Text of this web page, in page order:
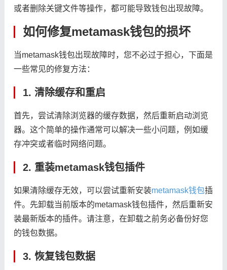
或者删除关键文件等操作，都可能导致钱包出现故障。
如何修复metamask钱包的损坏
当metamask钱包出现故障时，您不必过于担心，下面是
一些常见的修复方法：
1. 清除缓存和重启
首先，尝试清除浏览器的缓存数据，然后重新启动浏览
器。这个简单的操作通常可以解决一些小问题，例如缓
存冲突或者临时网络问题。
2. 重装metamask钱包插件
如果清除缓存无效，可以尝试重新安装metamask钱包插
件。先卸载当前版本的metamask钱包插件，然后重新安
装最新版本的插件。请注意，在卸载之前务必备份好您
的钱包数据。
3. 恢复钱包数据